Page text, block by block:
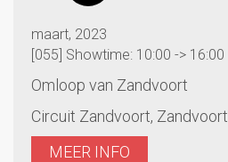
maart, 2023
[055] Showtime: 10:00 -> 16:00
Omloop van Zandvoort
Circuit Zandvoort, Zandvoort
MEER INFO